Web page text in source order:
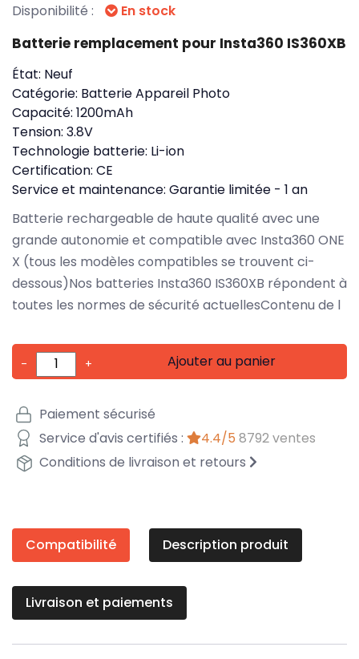
Disponibilité : En stock
Batterie remplacement pour Insta360 IS360XB
État: Neuf
Catégorie: Batterie Appareil Photo
Capacité: 1200mAh
Tension: 3.8V
Technologie batterie: Li-ion
Certification: CE
Service et maintenance: Garantie limitée - 1 an
Batterie rechargeable de haute qualité avec une
grande autonomie et compatible avec Insta360 ONE
X (tous les modèles compatibles se trouvent ci-
dessous)Nos batteries Insta360 IS360XB répondent à
toutes les normes de sécurité actuellesContenu de l
- + Ajouter au panier
Paiement sécurisé
Service d'avis certifiés :
4.4/5 8792 ventes
Conditions de livraison et retours
Compatibilité Description produit
Livraison et paiements